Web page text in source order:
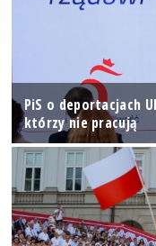
PiS o deportacjach
którzy nie pracują